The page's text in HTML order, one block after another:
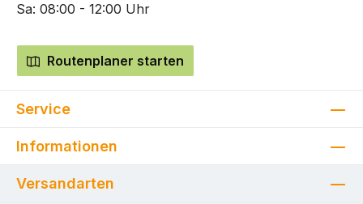
Sa: 08:00 - 12:00 Uhr
Routenplaner starten
Service
Informationen
Versandarten